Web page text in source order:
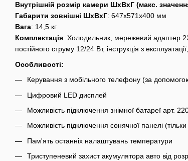
Внутрішній розмір камери ШхВхГ (макс.
Габарити зовнішні ШхВхГ: 647x571x400 мм
Вага: 14,5 кг
Комплектація: Холодильник, мережевий адаптер
постійного струму 12/24 Вт, інструкція з
Особливості:
Керування з мобільного телефону (за
Цифровий LED дисплей
Можливість підключення знімної батареї арт.
Можливість підключення сонячної панелі
Пам'ять останніх налаштувань температури
Триступеневий захист акумулятора авто від